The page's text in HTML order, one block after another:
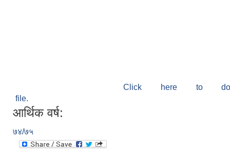
Click here to
file.
आर्थिक वर्ष:
७४/७५